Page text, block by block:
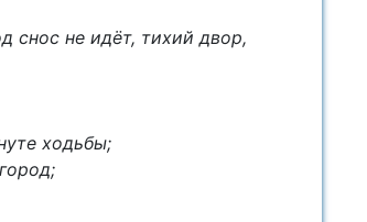
снос не идёт, тихий двор,
ходьбы;